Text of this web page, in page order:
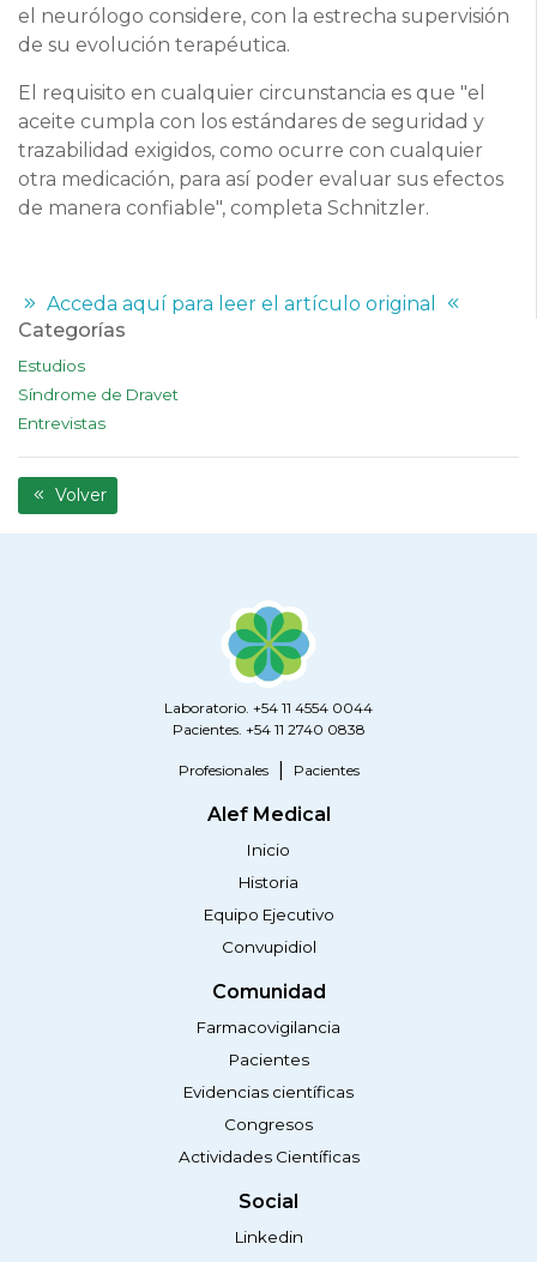
el neurólogo considere, con la estrecha supervisión
de su evolución terapéutica.
El requisito en cualquier circunstancia es que "el
aceite cumpla con los estándares de seguridad y
trazabilidad exigidos, como ocurre con cualquier
otra medicación, para así poder evaluar sus efectos
de manera confiable", completa Schnitzler.
Acceda aquí para leer el artículo original
Categorías
Estudios
Síndrome de Dravet
Entrevistas
Volver
Laboratorio. +54 11 4554 0044
Pacientes. +54 11 2740 0838
Profesionales Pacientes
Alef Medical
Inicio
Historia
Equipo Ejecutivo
Convupidiol
Comunidad
Farmacovigilancia
Pacientes
Evidencias científicas
Congresos
Actividades Científicas
Social
Linkedin